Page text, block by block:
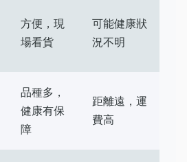
方便，現
場看貨
可能健康狀
況不明
品種多，
健康有保
障
距離遠，運
費高